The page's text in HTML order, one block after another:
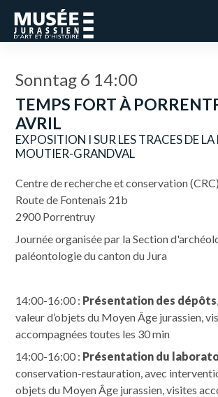
Sonntag 6 14:00
TEMPS FORT À
AVRIL
EXPOSITION I SUR LES TRACES DE LA
MOUTIER-GRANDVAL
Centre de recherche et conservation (CRC)
Route de Fontenais 21b
2900 Porrentruy
Journée organisée par la Section
paléontologie du canton du Jura
14:00-16:00 : Présentation des dépôts
valeur d’objets du Moyen Âge jurassien,
accompagnées toutes les 30 min
14:00-16:00 : Présentation du
conservation-restauration, avec
objets du Moyen Âge jurassien, visites